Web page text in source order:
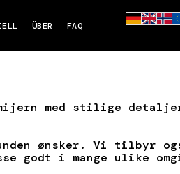
ÜBER FAQ
med stilige
ønsker. Vi tilbyr
godt i mange ulike